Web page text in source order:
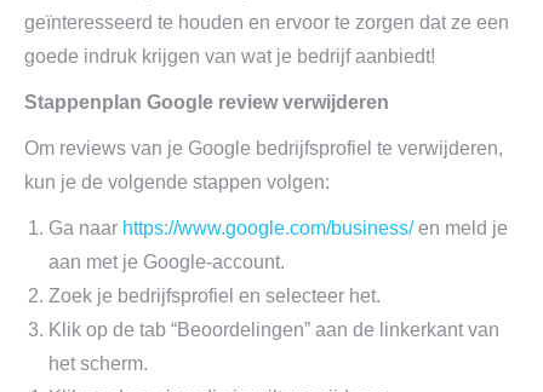
geïnteresseerd te houden en ervoor te zorgen dat ze een
goede indruk krijgen van wat je bedrijf aanbiedt!
Stappenplan Google review verwijderen
Om reviews van je Google bedrijfsprofiel te verwijderen,
kun je de volgende stappen volgen:
Ga naar https://www.google.com/business/en meld je
aan met je Google-account.
Zoek je bedrijfsprofiel en selecteer het.
Klik op de tab “Beoordelingen” aan de linkerkant van
het scherm.